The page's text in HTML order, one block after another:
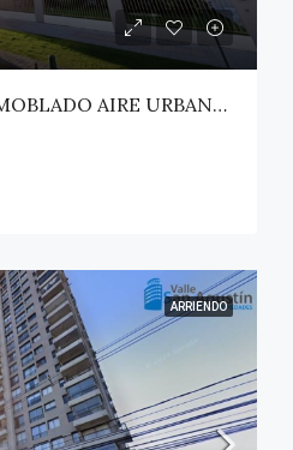
DEPARTAMENTO AMOBLADO AIRE URBANO (PAZ) – TALCA
ARRIENDO